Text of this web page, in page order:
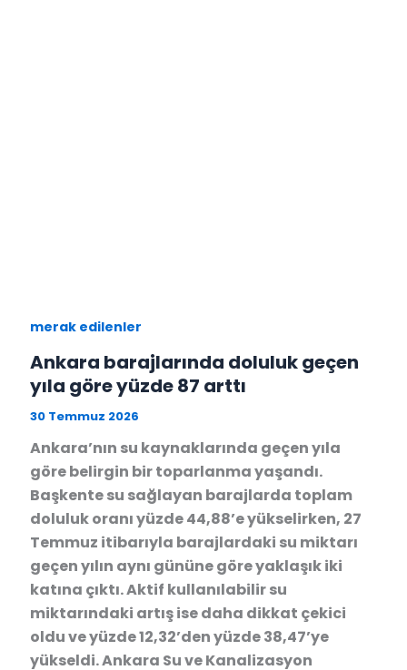
merak edilenler
Ankara barajlarında doluluk geçen
yıla göre yüzde 87 arttı
30 Temmuz 2026
Ankara’nın su kaynaklarında geçen yıla
göre belirgin bir toparlanma yaşandı.
Başkente su sağlayan barajlarda toplam
doluluk oranı yüzde 44,88’e yükselirken, 27
Temmuz itibarıyla barajlardaki su miktarı
geçen yılın aynı gününe göre yaklaşık iki
katına çıktı. Aktif kullanılabilir su
miktarındaki artış ise daha dikkat çekici
oldu ve yüzde 12,32’den yüzde 38,47’ye
yükseldi. Ankara Su ve Kanalizasyon